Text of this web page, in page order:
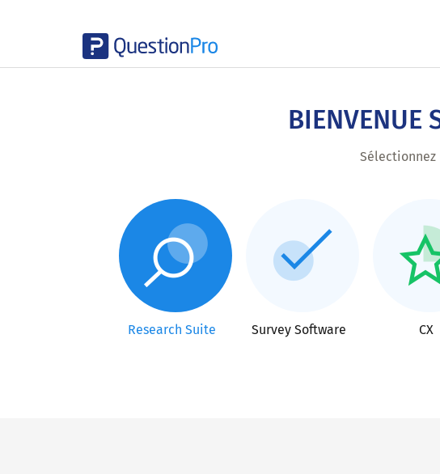
BIENVENUE
Research Suite Survey Software CX